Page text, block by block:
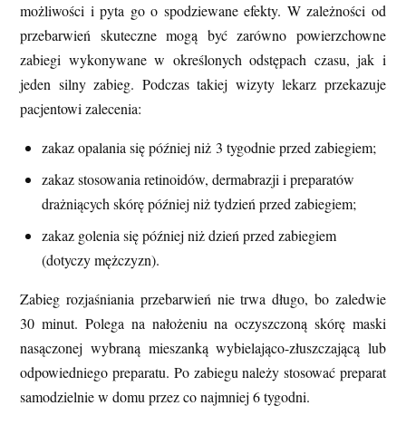
możliwości i pyta go o spodziewane efekty. W zależności od
przebarwień skuteczne mogą być zarówno powierzchowne
zabiegi wykonywane w określonych odstępach czasu, jak i
jeden silny zabieg. Podczas takiej wizyty lekarz przekazuje
pacjentowi zalecenia:
zakaz opalania się później niż 3 tygodnie przed zabiegiem;
zakaz stosowania retinoidów, dermabrazji i preparatów
drażniących skórę później niż tydzień przed zabiegiem;
zakaz golenia się później niż dzień przed zabiegiem
(dotyczy mężczyzn).
Zabieg rozjaśniania przebarwień nie trwa długo, bo zaledwie
30 minut. Polega na nałożeniu na oczyszczoną skórę maski
nasączonej wybraną mieszanką wybielająco-złuszczającą lub
odpowiedniego preparatu. Po zabiegu należy stosować preparat
samodzielnie w domu przez co najmniej 6 tygodni.